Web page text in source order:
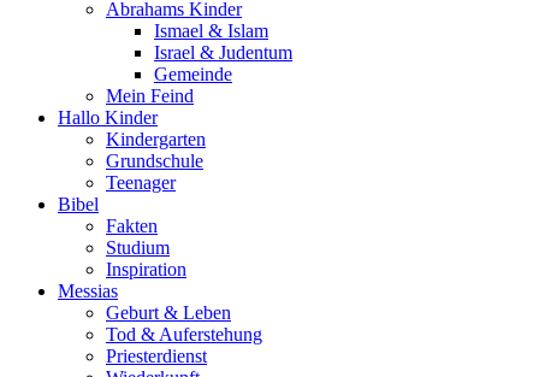
Abrahams Kinder
Ismael & Islam
Israel & Judentum
Gemeinde
Mein Feind
Hallo Kinder
Kindergarten
Grundschule
Teenager
Bibel
Fakten
Studium
Inspiration
Messias
Geburt & Leben
Tod & Auferstehung
Priesterdienst